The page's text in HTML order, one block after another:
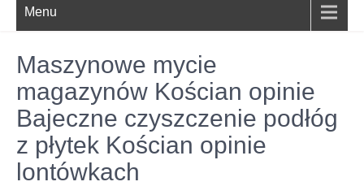
Menu
Maszynowe mycie
magazynów Kościan opinie
Bajeczne czyszczenie podłóg
z płytek Kościan opinie
lontówkach